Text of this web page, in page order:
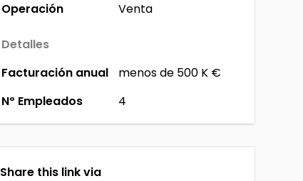
Operación Venta
Detalles
Facturación anual
menos de 500 K €
Nº Empleados
4
Share this link via